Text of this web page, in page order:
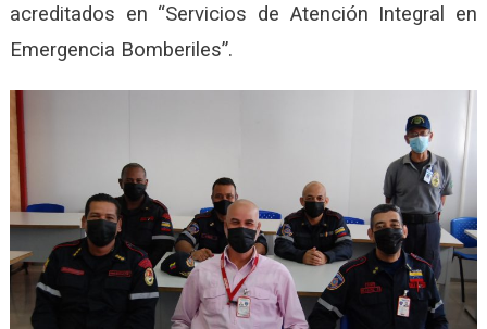
acreditados en “Servicios de Atención Integral en
Emergencia Bomberiles”.